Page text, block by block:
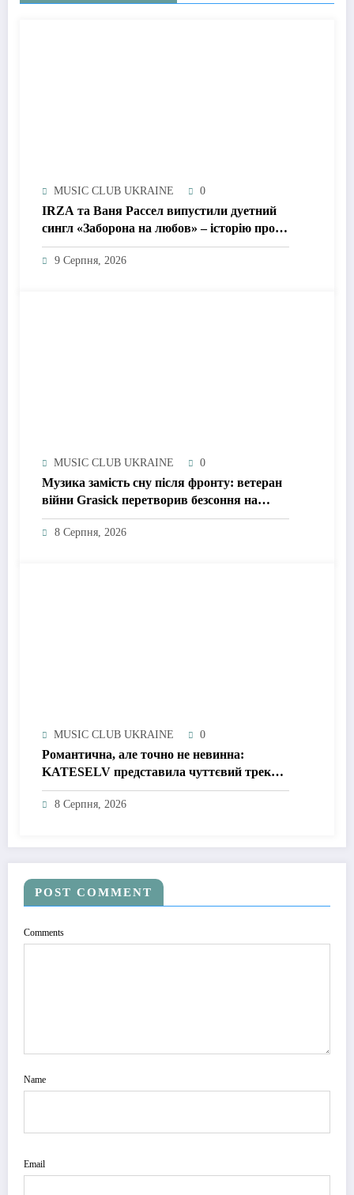
MUSIC CLUB UKRAINE 0
IRZA та Ваня Рассел випустили дуетний
сингл «Заборона на любов» – історію про
почуття, які неможливо зупинити
9 Серпня, 2026
MUSIC CLUB UKRAINE 0
Музика замість сну після фронту: ветеран
війни Grasick перетворив безсоння на
дебютний альбом «Поетроніка»
8 Серпня, 2026
MUSIC CLUB UKRAINE 0
Романтична, але точно не невинна:
KATESELV представила чуттєвий трек
«Love Supplier»
8 Серпня, 2026
POST COMMENT
Comments
Name
Email